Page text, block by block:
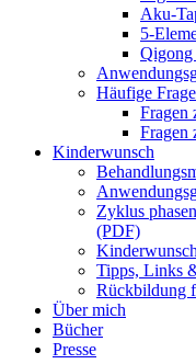
Aku-
5-
Qigong
Häufige
Fragen
Fragen
Kinderwunsch
Zyklus
(PDF)
Tipps, Links
Rückbildung
Über mich
Bücher
Presse